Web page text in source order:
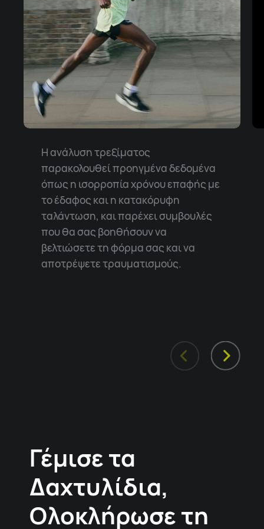
Η ανάλυση τρεξίματος
παρακολουθεί προηγμένα δεδομένα
όπως η ισορροπία χρόνου επαφής με
το έδαφος και η κατακόρυφη
ταλάντωση, και παρέχει συμβουλές
που θα σας βοηθήσουν να
βελτιώσετε τη φόρμα σας και να
αποτρέψετε τραυματισμούς.
Γέμισε τα
Δαχτυλίδια,
Ολοκλήρωσε τη